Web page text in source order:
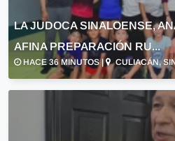
LA JUDOCA SINALOENSE,
AFINA PREPARACIÓN RU...
HACE 36 MINUTOS | CULIACÁN,